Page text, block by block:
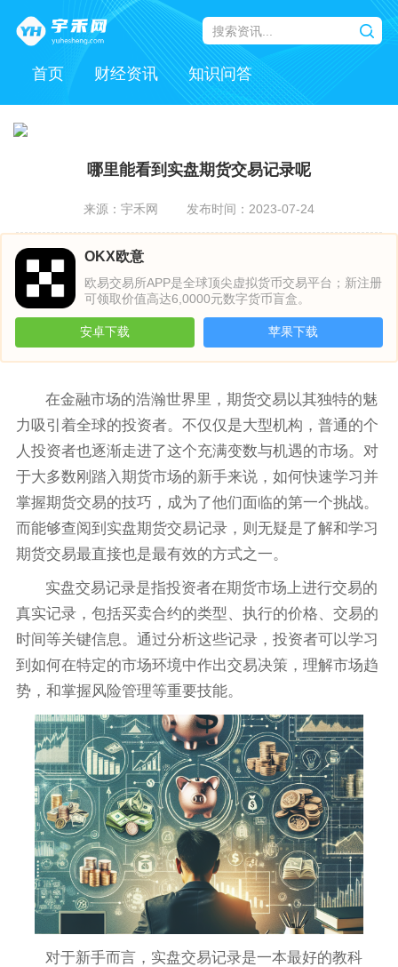
首页 财经资讯 知识问答
哪里能看到实盘期货交易记录呢
来源：宇禾网 发布时间：2023-07-24
OKX欧意
欧易交易所APP是全球顶尖虚拟货币交易平台；新注册
可领取价值高达6,0000元数字货币盲盒。
安卓下载 苹果下载
在金融市场的浩瀚世界里，期货交易以其独特的魅
力吸引着全球的投资者。不仅仅是大型机构，普通的个
人投资者也逐渐走进了这个充满变数与机遇的市场。对
于大多数刚踏入期货市场的新手来说，如何快速学习并
掌握期货交易的技巧，成为了他们面临的第一个挑战。
而能够查阅到实盘期货交易记录，则无疑是了解和学习
期货交易最直接也是最有效的方式之一。
实盘交易记录是指投资者在期货市场上进行交易的
真实记录，包括买卖合约的类型、执行的价格、交易的
时间等关键信息。通过分析这些记录，投资者可以学习
到如何在特定的市场环境中作出交易决策，理解市场趋
势，和掌握风险管理等重要技能。
对于新手而言，实盘交易记录是一本最好的教科